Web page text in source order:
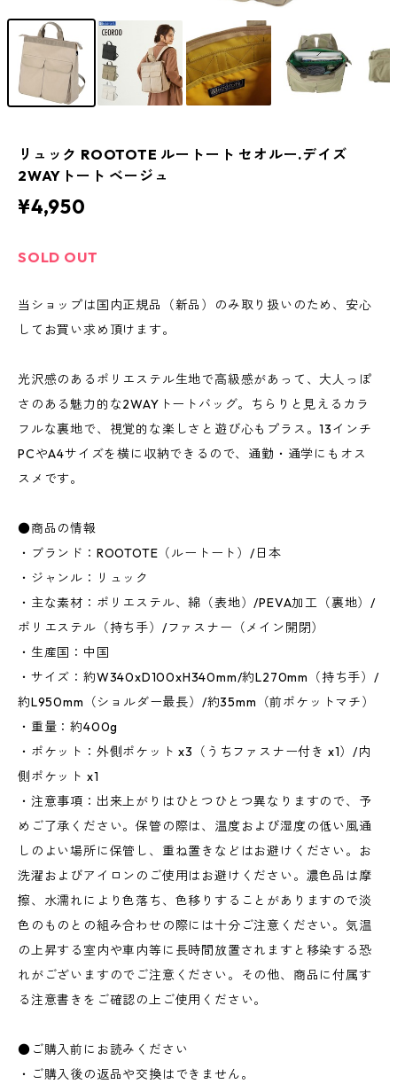
リュック ROOTOTE ルートート セオルー.デイズ
2WAYトート ベージュ
¥4,950
SOLD OUT
当ショップは国内正規品（新品）のみ取り扱いのため、安心
してお買い求め頂けます。
光沢感のあるポリエステル生地で高級感があって、大人っぽ
さのある魅力的な2WAYトートバッグ。ちらりと見えるカラ
フルな裏地で、視覚的な楽しさと遊び心もプラス。13インチ
PCやA4サイズを横に収納できるので、通勤・通学にもオス
スメです。
●商品の情報
・ブランド：ROOTOTE（ルートート）/日本
・ジャンル：リュック
・主な素材：ポリエステル、綿（表地）/PEVA加工（裏地）/
ポリエステル（持ち手）/ファスナー（メイン開閉）
・生産国：中国
・サイズ：約W340xD100xH340mm/約L270mm（持ち手）/
約L950mm（ショルダー最長）/約35mm（前ポケットマチ）
・重量：約400g
・ポケット：外側ポケット x3（うちファスナー付き x1）/内
側ポケット x1
・注意事項：出来上がりはひとつひとつ異なりますので、予
めご了承ください。保管の際は、温度および湿度の低い風通
しのよい場所に保管し、重ね置きなどはお避けください。お
洗濯およびアイロンのご使用はお避けください。濃色品は摩
擦、水濡れにより色落ち、色移りすることがありますので淡
色のものとの組み合わせの際には十分ご注意ください。気温
の上昇する室内や車内等に長時間放置されますと移染する恐
れがございますのでご注意ください。その他、商品に付属す
る注意書きをご確認の上ご使用ください。
●ご購入前にお読みください
・ご購入後の返品や交換はできません。